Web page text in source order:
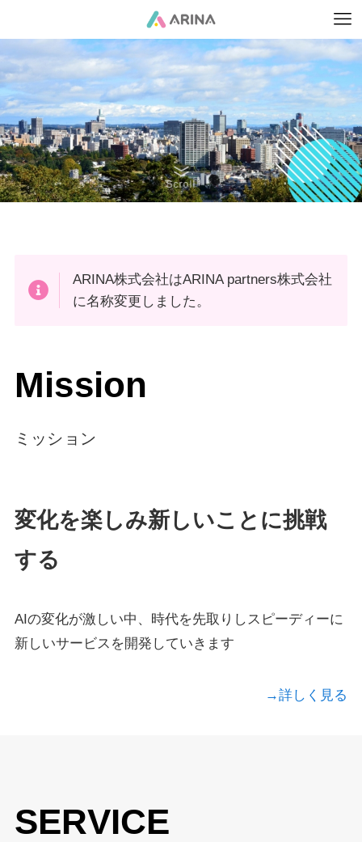
Scroll
ARINA株式会社はARINA partners株式会社
に名称変更しました。
Mission
ミッション
変化を楽しみ新しいことに挑戦
する
AIの変化が激しい中、時代を先取りしスピーディーに
新しいサービスを開発していきます
→詳しく見る
SERVICE